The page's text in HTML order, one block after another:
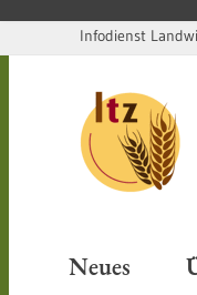
Passer au contenu
Infodienst
Neues